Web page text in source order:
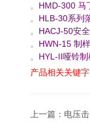
。 HMD-300 马
。 HLB-30系列
。 HACJ-50安
。 HWN-15 制
。 HYL-II哑铃
产品相关关键
上一篇： 电压